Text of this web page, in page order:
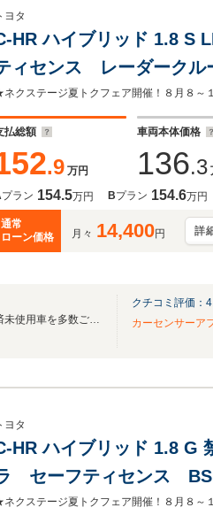
ヨタ
HR ハイブリッド 1.8 S
ィセンス レーダーク
オートマチック
ターンランプ
払総額
.9 万円
車両本体価格
136.3
プラン 154.5万円 Bプラン 154.6万円
通常
ローン価格
月々 14,400円 詳
人気のSUVを中心に中古車・登録済未使用車を多数ご用意しております！！
クチコミ評価：
カーセンサーア
ヨタ
HR ハイブリッド 1.8
セーフティセンス
ター ドラレコ コーナ